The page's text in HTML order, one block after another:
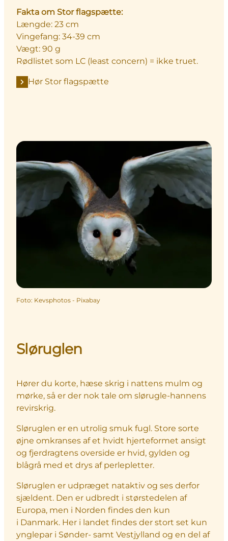
Fakta om Stor flagspætte:
Længde: 23 cm
Vingefang: 34-39 cm
Vægt: 90 g
Rødlistet som LC (least concern) = ikke truet.
Hør Stor flagspætte
Foto: Kevsphotos - Pixabay
Sløruglen
Hører du korte, hæse skrig i nattens mulm og
mørke, så er der nok tale om slørugle-hannens
revirskrig.
Sløruglen er en utrolig smuk fugl. Store sorte
øjne omkranses af et hvidt hjerteformet ansigt
og fjerdragtens overside er hvid, gylden og
blågrå med et drys af perlepletter.
Sløruglen er udpræget nataktiv og ses derfor
sjældent. Den er udbredt i størstedelen af
Europa, men i Norden findes den kun
i Danmark. Her i landet findes der stort set kun
ynglepar i Sønder- samt Vestjylland og en del af